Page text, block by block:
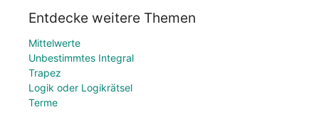
Entdecke weitere Themen
Mittelwerte
Unbestimmtes Integral
Trapez
Logik oder Logikrätsel
Terme